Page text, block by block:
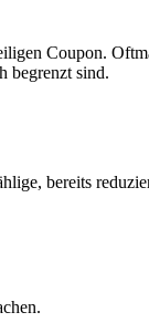
Coupon.
begrenzt sind.
bereits